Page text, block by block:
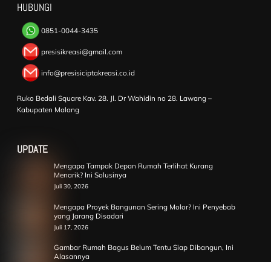
HUBUNGI
0851-0044-3435
presisikreasi@gmail.com
info@presisiciptakreasi.co.id
Ruko Bedali Square Kav. 28. Jl. Dr Wahidin no 28. Lawang –
Kabupaten Malang
UPDATE
Mengapa Tampak Depan Rumah Terlihat Kurang
Menarik? Ini Solusinya
Juli 30, 2026
Mengapa Proyek Bangunan Sering Molor? Ini Penyebab
yang Jarang Disadari
Juli 17, 2026
Gambar Rumah Bagus Belum Tentu Siap Dibangun, Ini
Alasannya